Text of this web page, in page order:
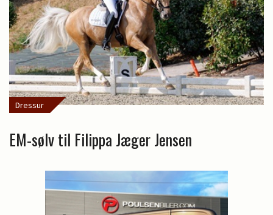
Dressur
EM-sølv til Filippa Jæger Jensen